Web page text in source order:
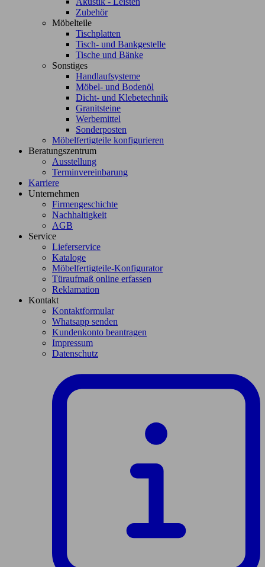
Zubehör
Möbelteile
Tischplatten
Tisch- und Bankgestelle
Tische und Bänke
Sonstiges
Handlaufsysteme
Möbel- und Bodenöl
Dicht- und Klebetechnik
Granitsteine
Werbemittel
Sonderposten
Möbelfertigteile konfigurieren
Beratungszentrum
Ausstellung
Terminvereinbarung
Karriere
Unternehmen
Firmengeschichte
Nachhaltigkeit
AGB
Service
Lieferservice
Kataloge
Möbelfertigteile-Konfigurator
Türaufmaß online erfassen
Reklamation
Kontakt
Kontaktformular
Whatsapp senden
Kundenkonto beantragen
Impressum
Datenschutz